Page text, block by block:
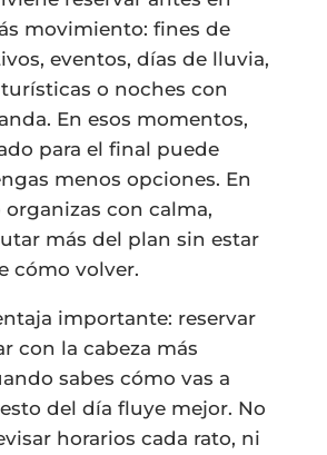
movimiento: fines de
eventos, días de lluvia,
o noches con
En esos momentos,
para el final puede
menos opciones. En
con calma,
más del plan sin estar
cómo volver.
importante: reservar
con la cabeza más
sabes cómo vas a
del día fluye mejor. No
horarios cada rato, ni